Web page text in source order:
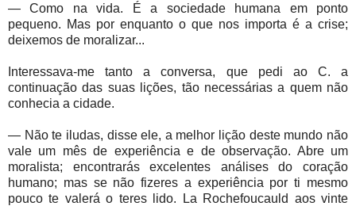
— Como na vida. É a sociedade humana em ponto
pequeno. Mas por enquanto o que nos importa é a crise;
deixemos de moralizar...
Interessava-me tanto a conversa, que pedi ao C. a
continuação das suas lições, tão necessárias a quem não
conhecia a cidade.
— Não te iludas, disse ele, a melhor lição deste mundo não
vale um mês de experiência e de observação. Abre um
moralista; encontrarás excelentes análises do coração
humano; mas se não fizeres a experiência por ti mesmo
pouco te valerá o teres lido. La Rochefoucauld aos vinte